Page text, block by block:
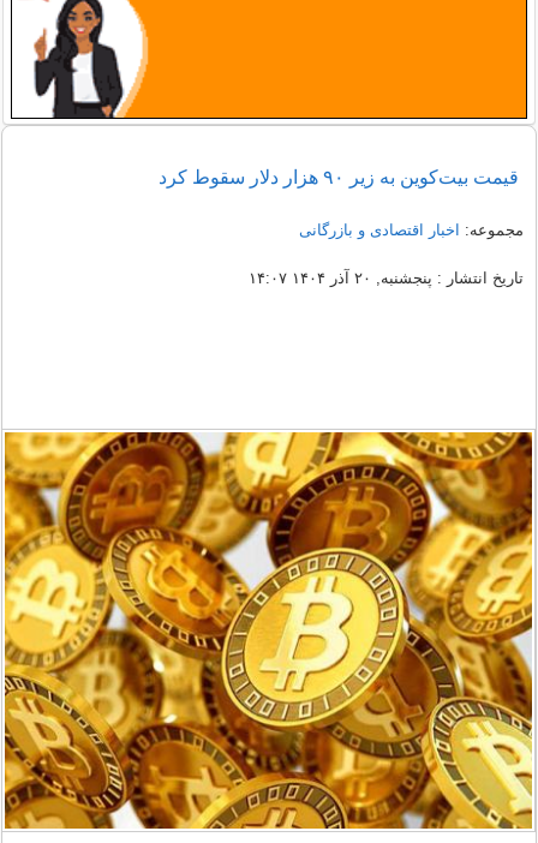
قیمت بیت‌کوین به زیر ۹۰ هزار دلار سقوط کرد
مجموعه: اخبار اقتصادی و بازرگانی
تاریخ انتشار : پنجشنبه, ۲۰ آذر ۱۴۰۴ ۱۴:۰۷